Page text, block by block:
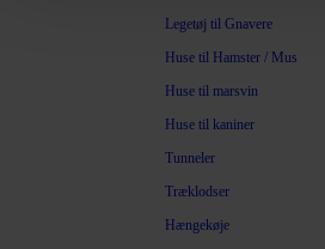
Legetøj til Gnavere
Huse til Hamster / Mus
Huse til marsvin
Huse til kaniner
Tunneler
Træklodser
Hængekøje